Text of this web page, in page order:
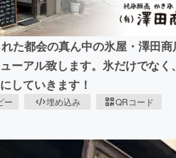
た都会の真ん中の氷屋・澤田
ーアル致します。氷だけでなく
していきます！
ー 埋め込み QRコード